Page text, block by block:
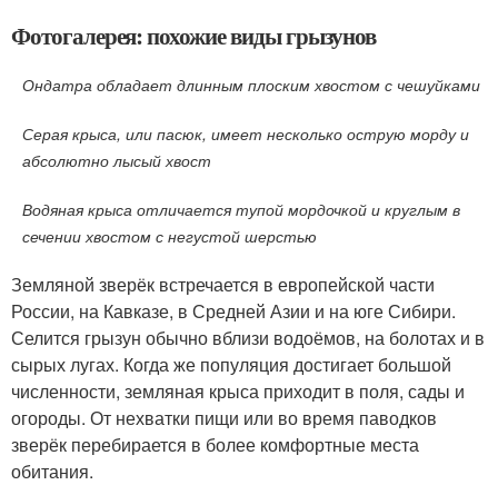
Фотогалерея: похожие виды грызунов
Ондатра обладает длинным плоским хвостом с чешуйками
Серая крыса, или пасюк, имеет несколько острую морду и
абсолютно лысый хвост
Водяная крыса отличается тупой мордочкой и круглым в
сечении хвостом с негустой шерстью
Земляной зверёк встречается в европейской части
России, на Кавказе, в Средней Азии и на юге Сибири.
Селится грызун обычно вблизи водоёмов, на болотах и в
сырых лугах. Когда же популяция достигает большой
численности, земляная крыса приходит в поля, сады и
огороды. От нехватки пищи или во время паводков
зверёк перебирается в более комфортные места
обитания.